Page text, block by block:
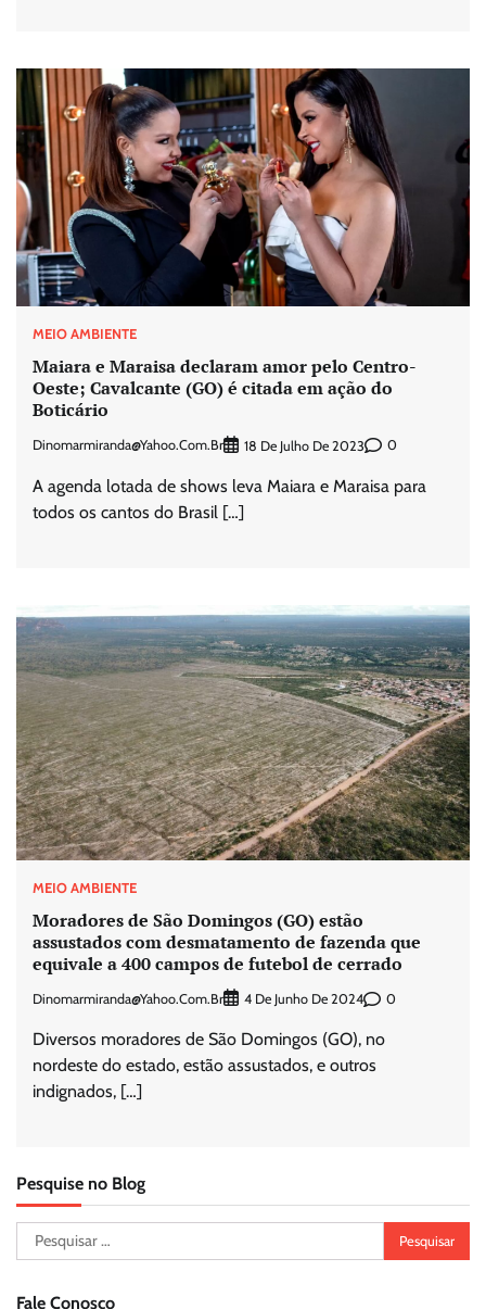
MEIO AMBIENTE
Maiara e Maraisa declaram amor pelo Centro-
Oeste; Cavalcante (GO) é citada em ação do
Boticário
Dinomarmiranda@yahoo.com.br 18 De Julho De 2023 0
A agenda lotada de shows leva Maiara e Maraisa para
todos os cantos do Brasil […]
MEIO AMBIENTE
Moradores de São Domingos (GO) estão
assustados com desmatamento de fazenda que
equivale a 400 campos de futebol de cerrado
Dinomarmiranda@yahoo.com.br 4 De Junho De 2024 0
Diversos moradores de São Domingos (GO), no
nordeste do estado, estão assustados, e outros
indignados, […]
Pesquise no Blog
Pesquisar
por:
Fale Conosco